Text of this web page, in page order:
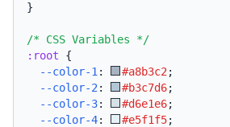
}
/* CSS Variables */
:root {
--color-1 : #a8b3c2 ;
--color-2 : #b3c7d6;
--color-3: #d6e1e6;
--color-4: #e5f1f5;